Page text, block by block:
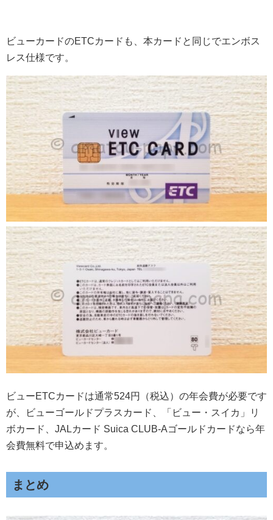
ビューカードのETCカードも、本カードと同じでエンボス
レス仕様です。
ビューETCカードは通常524円（税込）の年会費が必要です
が、ビューゴールドプラスカード、「ビュー・スイカ」リ
ボカード、JALカード Suica CLUB-Aゴールドカードなら年
会費無料で申込めます。
まとめ